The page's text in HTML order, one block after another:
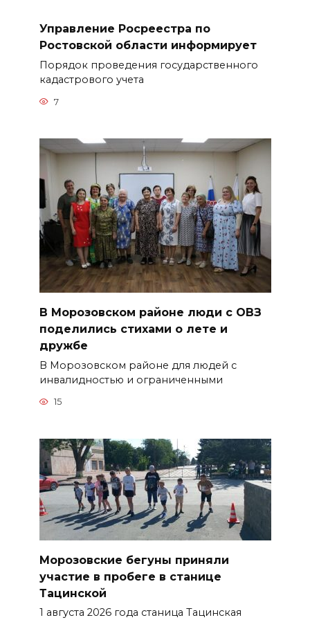
Управление Росреестра по
Ростовской области информирует
Порядок проведения государственного
кадастрового учета
7
В Морозовском районе люди с ОВЗ
поделились стихами о лете и
дружбе
В Морозовском районе для людей с
инвалидностью и ограниченными
15
Морозовские бегуны приняли
участие в пробеге в станице
Тацинской
1 августа 2026 года станица Тацинская